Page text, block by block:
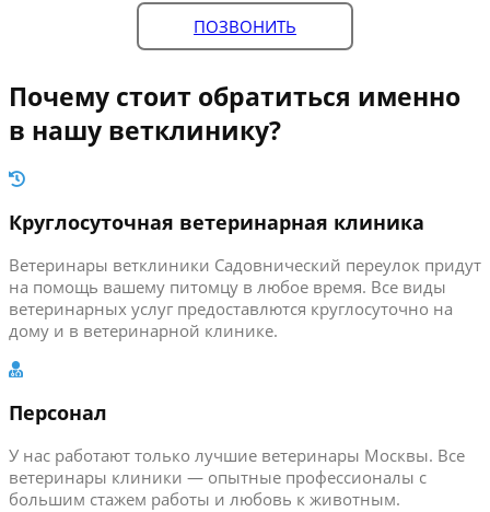
ПОЗВОНИТЬ
Почему стоит обратиться именно
в нашу ветклинику?
Круглосуточная ветеринарная клиника
Ветеринары ветклиники Садовнический переулок придут
на помощь вашему питомцу в любое время. Все виды
ветеринарных услуг предоставлются круглосуточно на
дому и в ветеринарной клинике.
Персонал
У нас работают только лучшие ветеринары Москвы. Все
ветеринары клиники — опытные профессионалы с
большим стажем работы и любовь к животным.